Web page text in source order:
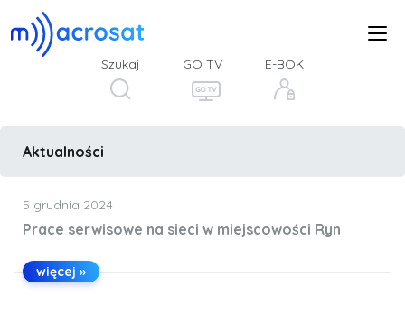
Szukaj GO TV E-BOK
Aktualności
5 grudnia 2024
Prace serwisowe na sieci w miejscowości Ryn
więcej »